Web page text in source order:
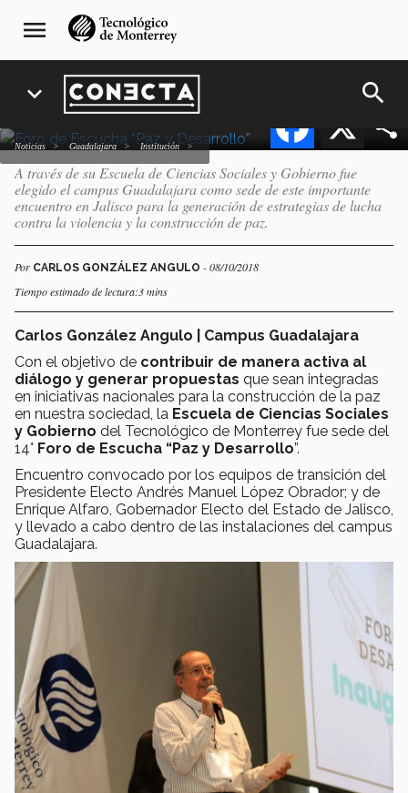
navegación
principal
menu
expand_more search
Noticias Guadalajara Institución
sede del Foro de Escucha
“Paz y Desarrollo”
Facebook
A través de su Escuela de Ciencias Sociales y Gobierno fue
elegido el campus Guadalajara como sede de este importante
encuentro en Jalisco para la generación de estrategias de lucha
contra la violencia y la construcción de paz.
Por CARLOS GONZÁLEZ ANGULO - 08/10/2018
Tiempo estimado de lectura:3 mins
Carlos González Angulo | Campus Guadalajara
Con el objetivo de contribuir de manera activa al
diálogo y generar propuestas que sean integradas
en iniciativas nacionales para la construcción de la paz
en nuestra sociedad, la Escuela de Ciencias Sociales
y Gobierno del Tecnológico de Monterrey fue sede del
14° Foro de Escucha “Paz y Desarrollo”.
Encuentro convocado por los equipos de transición del
Presidente Electo Andrés Manuel López Obrador; y de
Enrique Alfaro, Gobernador Electo del Estado de Jalisco,
y llevado a cabo dentro de las instalaciones del campus
Guadalajara.